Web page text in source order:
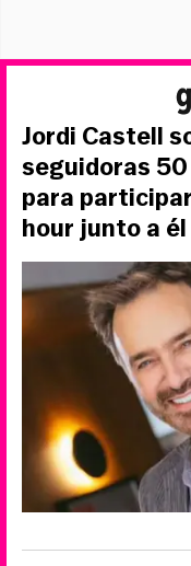
Jordi Castell
seguidoras
para
hour junto a él